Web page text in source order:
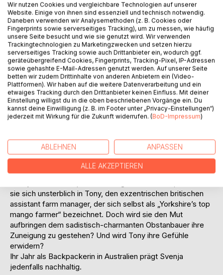
BESCHREIBUNG
Als Svenja Wagner endlich ihr Studium abgeschlossen hat,
ist sie geistig völlig erschöpft. Deshalb beschließt sie,
zusammen mit ihrer Zahnspange tragenden Stoffratte
Kidney ein knappes Jahr mit dem Rucksack durch
Australien zu reisen, bevor sie sich einen richtigen Job
sucht. Auf ihrer Reise taucht Svenja nicht nur tief ins
interessanter, skurriler Charaktere kennen. So zum Beispiel
eine Koreanerin mit Schminkzwang, einen Kakadu mit
multipler Persönlichkeit und einen Käse-rote-Bete-Baum-
Züchter. Und dann ist da noch die Liebe…Denn während
sie sich unsterblich in Tony, den exzentrischen britischen
assistant farm manager, der sich selbst als „Yorkshire’s top
mango farmer“ bezeichnet. Doch wird sie den Mut
aufbringen dem sadistisch-charmanten Obstanbauer ihre
Zuneigung zu gestehen? Und wird Tony ihre Gefühle
erwidern?
Ihr Jahr als Backpackerin in Australien prägt Svenja
jedenfalls nachhaltig.
Wir nutzen Cookies und vergleichbare Technologien auf unserer
Website. Einige von ihnen sind essenziell und technisch notwendig.
Daneben verwenden wir Analysemethoden (z. B. Cookies oder
Fingerprints sowie serverseitiges Tracking), um zu messen, wie häufig
unsere Seite besucht und wie sie genutzt wird. Wir verwenden
Trackingtechnologien zu Marketingzwecken und setzen hierzu
serverseitiges Tracking sowie auch Drittanbieter ein, wodurch ggf.
geräteübergreifend Cookies, Fingerprints, Tracking-Pixel, IP-Adressen
sowie gehashte E-Mail-Adressen genutzt werden. Auf unserer Seite
betten wir zudem Drittinhalte von anderen Anbietern ein (Video-
Plattformen). Wir haben auf die weitere Datenverarbeitung und ein
etwaiges Tracking durch den Drittanbieter keinen Einfluss. Mit deiner
Einstellung willigst du in die oben beschriebenen Vorgänge ein. Du
kannst deine Einwilligung (z. B. im Footer unter „Privacy-Einstellungen“)
jederzeit mit Wirkung für die Zukunft widerrufen. (BoD-Impressum)
ABLEHNEN ANPASSEN
ALLE AKZEPTIEREN